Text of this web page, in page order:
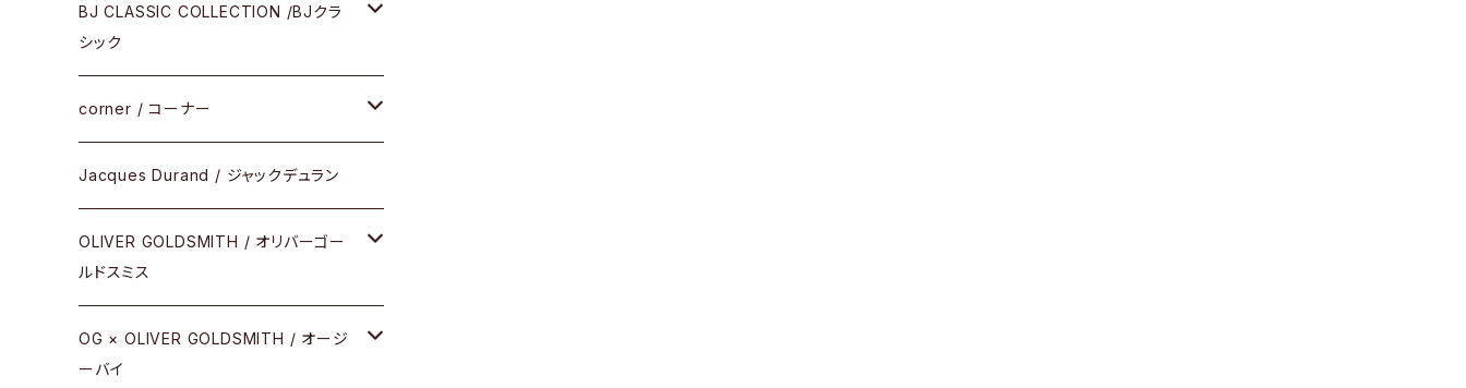
メガネ
サングラス
アパレル
その他
BJ CLASSIC COLLECTION /BJクラ
シック
CELLULOID（CRAFTSMAN EDITION）
SHINBARI（CRAFTSMAN EDITION）
URUSHI（CRAFTSMAN EDITION）
REVIVAL EDITION
HEAVY EDITION
corner / コーナー
リサーチシリーズ
サブリメイションシリーズ
Jacques Durand / ジャックデュラン
OLIVER GOLDSMITH / オリバーゴー
ルドスミス
メタル
OG × OLIVER GOLDSMITH / オージ
ーバイ